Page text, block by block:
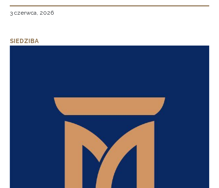
3 czerwca, 2026
SIEDZIBA